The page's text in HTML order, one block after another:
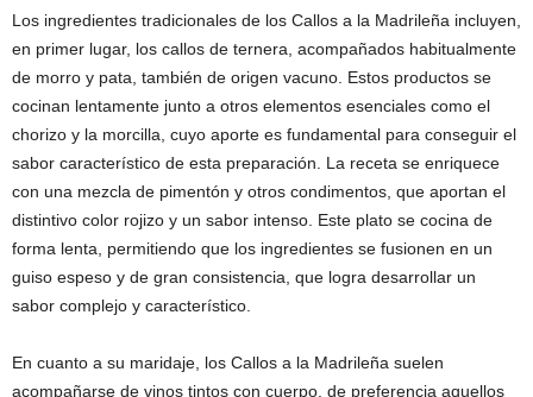
Los ingredientes tradicionales de los Callos a la Madrileña incluyen,
en primer lugar, los callos de ternera, acompañados habitualmente
de morro y pata, también de origen vacuno. Estos productos se
cocinan lentamente junto a otros elementos esenciales como el
chorizo y la morcilla, cuyo aporte es fundamental para conseguir el
sabor característico de esta preparación. La receta se enriquece
con una mezcla de pimentón y otros condimentos, que aportan el
distintivo color rojizo y un sabor intenso. Este plato se cocina de
forma lenta, permitiendo que los ingredientes se fusionen en un
guiso espeso y de gran consistencia, que logra desarrollar un
sabor complejo y característico.
En cuanto a su maridaje, los Callos a la Madrileña suelen
acompañarse de vinos tintos con cuerpo, de preferencia aquellos